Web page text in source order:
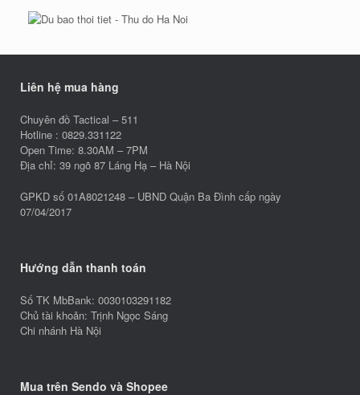
Liên hệ mua hàng
Chuyên đồ Tactical – 511
Hotline : 0829.331122
Open Time: 8.30AM – 7PM
Địa chỉ: 39 ngõ 87 Láng Hạ – Hà Nội
GPKD số 01A8021248 – UBND Quận Ba Đình cấp ngày
07/04/2017
Hướng dẫn thanh toán
Số TK MbBank: 0030103291182
Chủ tài khoản: Trịnh Ngọc Sáng
Chi nhánh Hà Nội
Mua trên Sendo và Shopee